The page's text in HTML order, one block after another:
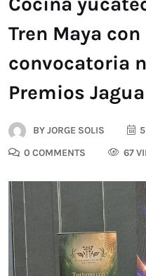
Tren Maya
convocatoria
Premios
BYJORGE SOLIS
0 COMMENTS
67